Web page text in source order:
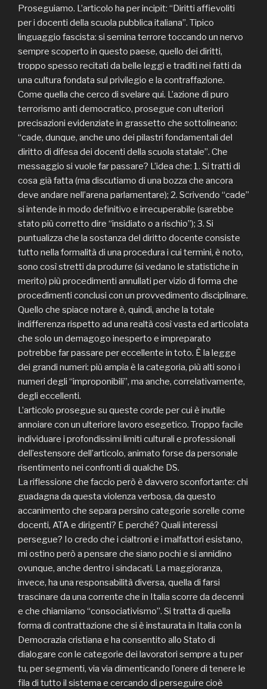
Proseguiamo. L’articolo ha per incipit: “Diritti affievoliti
per i docenti della scuola pubblica italiana”. Tipico
linguaggio fascista: si semina terrore toccando un nervo
sempre scoperto in questo paese, quello dei diritti,
troppo spesso recitati da belle leggi e traditi nei fatti da
una cultura fondata sul privilegio e la contraffazione.
Come quella che cerco di svelare qui. L’azione di puro
terrorismo anti democratico, prosegue con ulteriori
precisazioni evidenziate in grassetto che sottolineano:
“cade, dunque, anche uno dei pilastri fondamentali del
diritto di difesa dei docenti della scuola statale”. Che
messaggio si vuole far passare? L’idea che: 1. Si tratti di
cosa già fatta (ma discutiamo di una bozza che ancora
deve andare nell’arena parlamentare); 2. Scrivendo “cade”
si intende in modo definitivo e irrecuperabile (sarebbe
stato più corretto dire “insidiato o a rischio”); 3. Si
puntualizza che la sostanza del diritto docente consiste
tutto nella formalità di una procedura i cui termini, è noto,
sono così stretti da produrre (si vedano le statistiche in
merito) più procedimenti annullati per vizio di forma che
procedimenti conclusi con un provvedimento disciplinare.
Quello che spiace notare è, quindi, anche la totale
indifferenza rispetto ad una realtà così vasta ed articolata
che solo un demagogo inesperto e impreparato
potrebbe far passare per eccellente in toto. È la legge
dei grandi numeri: più ampia è la categoria, più alti sono i
numeri degli “improponibili”, ma anche, correlativamente,
degli eccellenti.
L’articolo prosegue su queste corde per cui è inutile
annoiare con un ulteriore lavoro esegetico. Troppo facile
individuare i profondissimi limiti culturali e professionali
dell’estensore dell’articolo, animato forse da personale
risentimento nei confronti di qualche DS.
La riflessione che faccio però è davvero sconfortante: chi
guadagna da questa violenza verbosa, da questo
accanimento che separa persino categorie sorelle come
docenti, ATA e dirigenti? E perché? Quali interessi
persegue? Io credo che i cialtroni e i malfattori esistano,
mi ostino però a pensare che siano pochi e si annidino
ovunque, anche dentro i sindacati. La maggioranza,
invece, ha una responsabilità diversa, quella di farsi
trascinare da una corrente che in Italia scorre da decenni
e che chiamiamo “consociativismo”. Si tratta di quella
forma di contrattazione che si è instaurata in Italia con la
Democrazia cristiana e ha consentito allo Stato di
dialogare con le categorie dei lavoratori sempre a tu per
tu, per segmenti, via via dimenticando l’onere di tenere le
fila di tutto il sistema e cercando di perseguire cioè